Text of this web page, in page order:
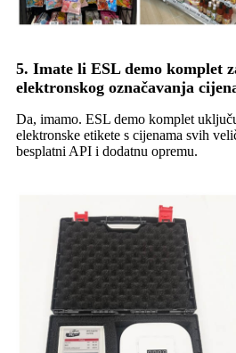
5. Imate li ESL demo komplet
elektronskog označavanja
Da, imamo. ESL demo komplet
elektronske etikete s cijenama svih
besplatni API i dodatnu opremu.